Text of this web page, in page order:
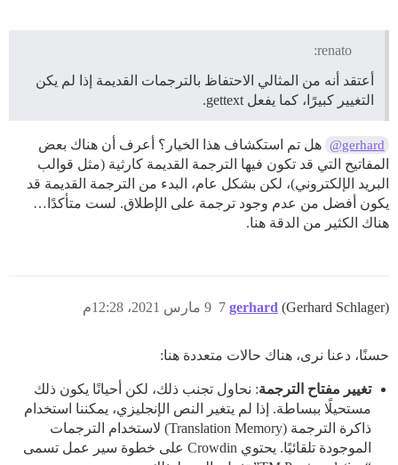
renato:
أعتقد أنه من المثالي الاحتفاظ بالترجمات القديمة إذا لم يكن
التغيير كبيرًا، كما يفعل gettext.
@gerhard هل تم استكشاف هذا الخيار؟ أعرف أن هناك بعض
المفاتيح التي قد تكون فيها الترجمة القديمة كارثية (مثل قوالب
البريد الإلكتروني)، لكن بشكل عام، البدء من الترجمة القديمة قد
يكون أفضل من عدم وجود ترجمة على الإطلاق. لست متأكدًا…
هناك الكثير من الدقة هنا.
gerhard (Gerhard Schlager) 9 مارس 2021، 12:28م 7
حسنًا، دعنا نرى، هناك حالات متعددة هنا:
تغيير مفتاح الترجمة: نحاول تجنب ذلك، لكن أحيانًا يكون ذلك
مستحيلًا ببساطة. إذا لم يتغير النص الإنجليزي، يمكننا استخدام
ذاكرة الترجمة (Translation Memory) لاستخدام الترجمات
الموجودة تلقائيًا. يحتوي Crowdin على خطوة سير عمل تسمى